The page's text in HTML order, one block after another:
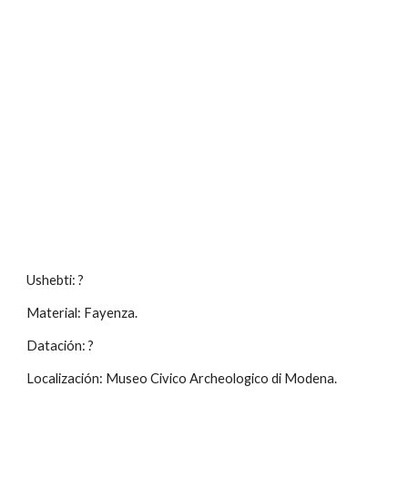
Ushebti: ?
Material: Fayenza.
Datación: ?
Localización: Museo Civico Archeologico di Modena.